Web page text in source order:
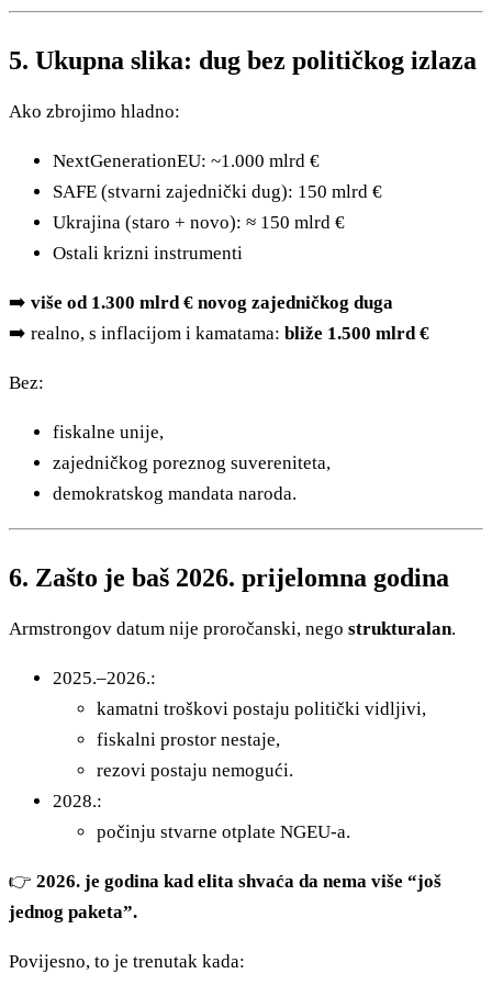
5. Ukupna slika: dug bez političkog izlaza
Ako zbrojimo hladno:
NextGenerationEU: ~1.000 mlrd €
SAFE (stvarni zajednički dug): 150 mlrd €
Ukrajina (staro + novo): ≈ 150 mlrd €
Ostali krizni instrumenti
➡️ više od 1.300 mlrd € novog zajedničkog duga
➡️ realno, s inflacijom i kamatama: bliže 1.500 mlrd €
Bez:
fiskalne unije,
zajedničkog poreznog suvereniteta,
demokratskog mandata naroda.
6. Zašto je baš 2026. prijelomna godina
Armstrongov datum nije proročanski, nego strukturalan.
2025.–2026.:
kamatni troškovi postaju politički vidljivi,
fiskalni prostor nestaje,
rezovi postaju nemogući.
2028.:
počinju stvarne otplate NGEU-a.
👉 2026. je godina kad elita shvaća da nema više “još
jednog paketa”.
Povijesno, to je trenutak kada: